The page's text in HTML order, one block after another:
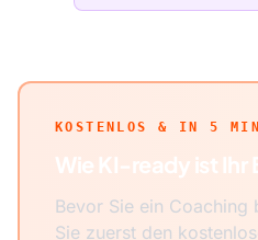
KOSTENLOS & IN 5
Wie KI-ready ist Ihr
Bevor Sie ein
Sie zuerst den